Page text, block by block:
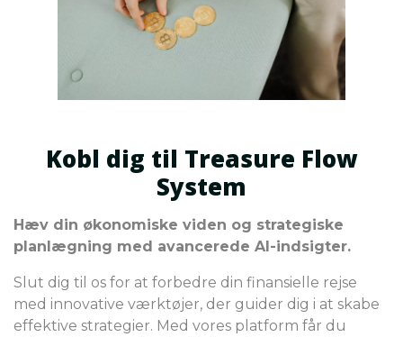
Kobl dig til Treasure Flow
System
Hæv din økonomiske viden og strategiske
planlægning med avancerede AI-indsigter.
Slut dig til os for at forbedre din finansielle rejse
med innovative værktøjer, der guider dig i at skabe
effektive strategier. Med vores platform får du